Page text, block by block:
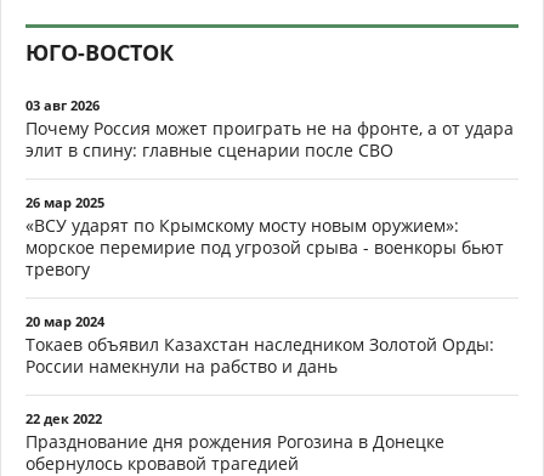
ЮГО-ВОСТОК
03 авг 2026
Почему Россия может проиграть не на фронте, а от удара
элит в спину: главные сценарии после СВО
26 мар 2025
«ВСУ ударят по Крымскому мосту новым оружием»:
морское перемирие под угрозой срыва - военкоры бьют
тревогу
20 мар 2024
Токаев объявил Казахстан наследником Золотой Орды:
России намекнули на рабство и дань
22 дек 2022
Празднование дня рождения Рогозина в Донецке
обернулось кровавой трагедией